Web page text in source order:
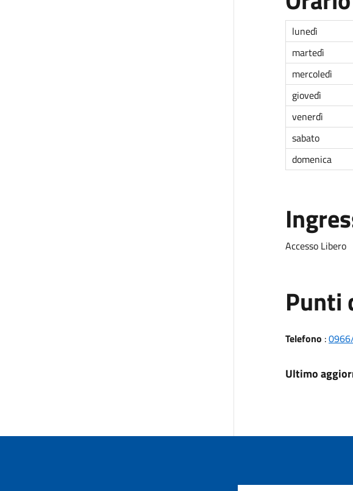
lunedì
martedì
mercoledì
giovedì
venerdì
sabato
domenica
Accesso Libero
Punti
Telefono :
Ultimo